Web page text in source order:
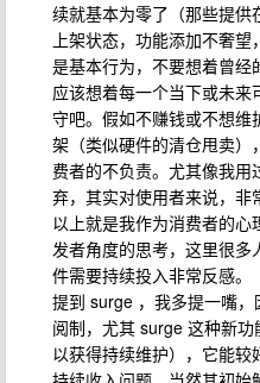
续就基本为零了（那些提
上架状态，功能添加不奢
是基本行为，不要想着曾
应该想着每一个当下或未
守吧。假如不赚钱或不想
架（类似硬件的清仓甩卖）
费者的不负责。尤其像我
弃，其实对使用者来说，非
以上就是我作为消费者的
发者角度的思考，这里很
件需要持续投入非常反感。
提到 surge ，我多提一嘴
阅制，尤其 surge 这种新
以获得持续维护），它能